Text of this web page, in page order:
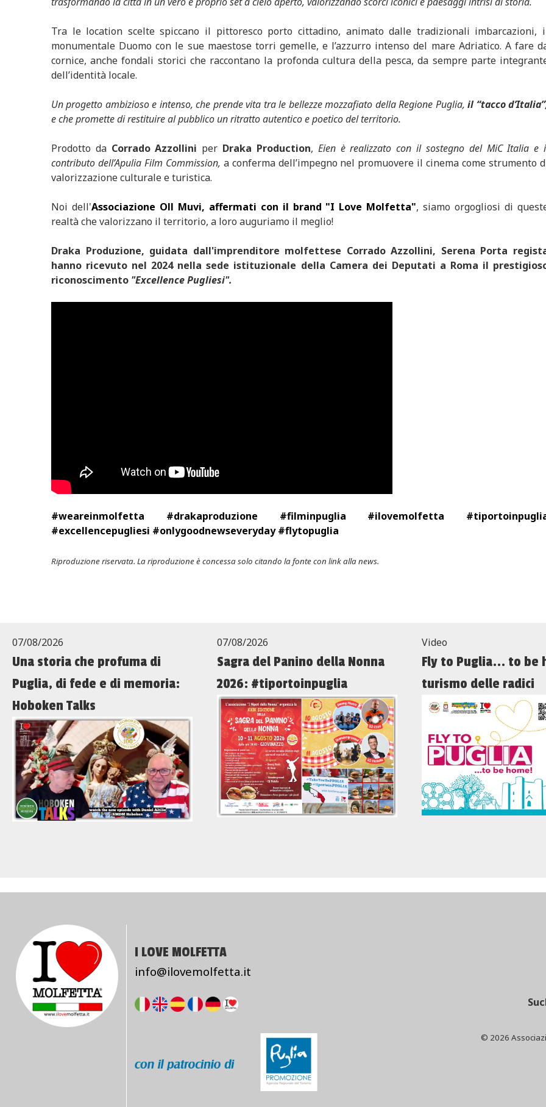
Tra le location scelte spiccano il pittoresco porto cittadino, animato dalle tradizionali imbarcazioni,
monumentale Duomo con le sue maestose torri gemelle, e l’azzurro intenso del mare Adriatico. A fare
cornice, anche fondali storici che raccontano la profonda cultura della pesca, da sempre parte
dell’identità locale.
Un progetto ambizioso e intenso, che prende vita tra le bellezze mozzafiato della Regione Puglia, il “tacco
e che promette di restituire al pubblico un ritratto autentico e poetico del territorio.
Prodotto da Corrado Azzollini per Draka Production, Eien è realizzato con il sostegno del MiC Italia e
contributo dell’Apulia Film Commission, a conferma dell’impegno nel promuovere il cinema come strumento
valorizzazione culturale e turistica.
Noi dell'Associazione Oll Muvi, affermati con il brand "I Love Molfetta", siamo orgogliosi di
realtà che valorizzano il territorio, a loro auguriamo il meglio!
Draka Produzione, guidata dall'imprenditore molfettese Corrado Azzollini, Serena Porta
hanno ricevuto nel 2024 nella sede istituzionale della Camera dei Deputati a Roma il
riconoscimento "Excellence Pugliesi".
#weareinmolfetta #drakaproduzione #filminpuglia #ilovemolfetta
#excellencepugliesi #onlygoodnewseveryday #flytopuglia
Riproduzione riservata. La riproduzione è concessa solo citando la fonte con link alla news.
07/08/2026
Una storia che profuma di
Puglia, di fede e di memoria:
Hoboken Talks
07/08/2026
Sagra del Panino della Nonna
2026: #tiportoinpuglia
Video
Fly to Puglia... to be
turismo delle radici
I LOVE MOLFETTA
info@ilovemolfetta.it
© 2026